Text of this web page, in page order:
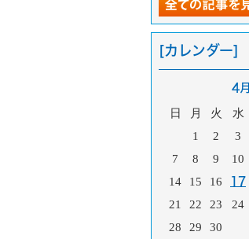
[カレンダー]
4月
日 月 火 水
1
2 3
7 8 9 10
14
15 16 17
21
22 23 24
28
29 30